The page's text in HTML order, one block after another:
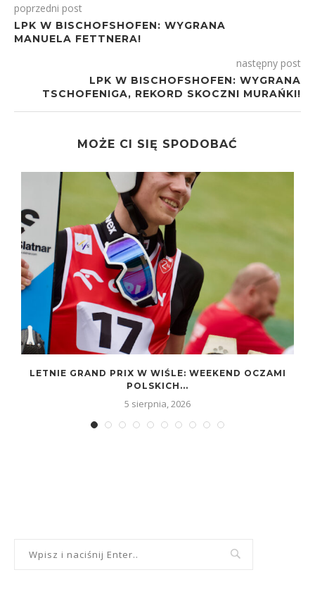
poprzedni post
LPK W BISCHOFSHOFEN: WYGRANA
MANUELA FETTNERA!
następny post
LPK W BISCHOFSHOFEN: WYGRANA
TSCHOFENIGA, REKORD SKOCZNI MURAŃKI!
MOŻE CI SIĘ SPODOBAĆ
LETNIE GRAND PRIX W WIŚLE: WEEKEND OCZAMI
POLSKICH...
5 sierpnia, 2026